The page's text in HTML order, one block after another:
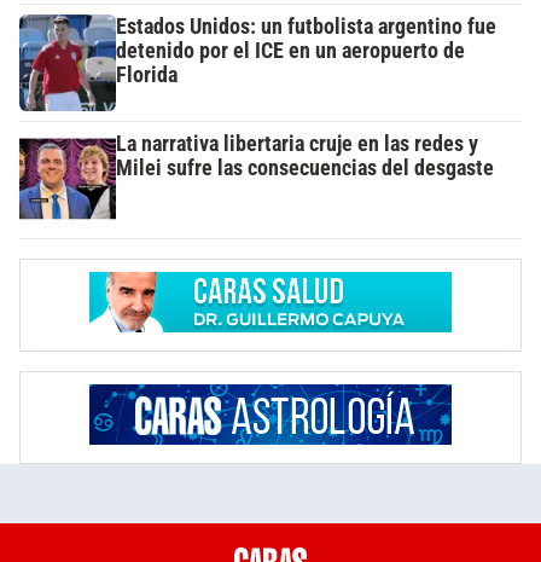
Estados Unidos: un futbolista argentino fue
detenido por el ICE en un aeropuerto de
Florida
La narrativa libertaria cruje en las redes y
Milei sufre las consecuencias del desgaste